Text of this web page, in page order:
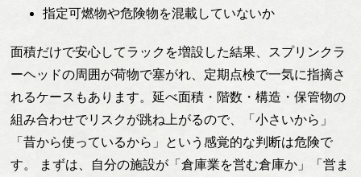
指定可燃物や危険物を混載していないか
面積だけで安心してラックを増設した結果、スプリンクラ
ーヘッドの周囲が荷物で塞がれ、定期点検で一気に指摘さ
れるケースもあります。延べ面積・階数・構造・保管物の
組み合わせでリスクが跳ね上がるので、「小さいから」
「昔から使っているから」という感覚的な判断は危険で
す。 まずは、自分の施設が「倉庫業を営む倉庫か」「営ま